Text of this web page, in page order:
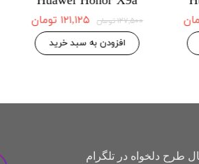
۱۲۷,۵۰۰ تومان ۱۲۱,۱۲۵ تومان
افزودن به سبد خرید
طرح دلخواه در تلگرام